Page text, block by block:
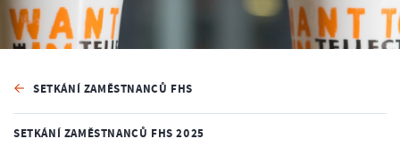
SETKÁNÍ ZAMĚSTNANCŮ FHS
SETKÁNÍ ZAMĚSTNANCŮ FHS 2025